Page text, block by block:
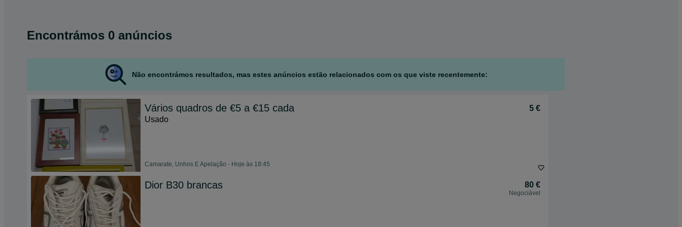
Encontrámos 0 anúncios
Não encontrámos resultados, mas estes anúncios estão relacionados com os que viste recentemente:
Vários quadros de €5 a €15 cada
5 €
Usado
Camarate, Unhos E Apelação - Hoje às 18:45
Dior B30 brancas 80 €
Negociável